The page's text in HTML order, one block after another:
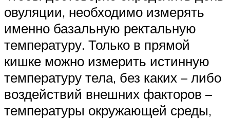
овуляции, необходимо измерять
именно базальную ректальную
температуру. Только в прямой
кишке можно измерить истинную
температуру тела, без каких – либо
воздействий внешних факторов –
температуры окружающей среды,